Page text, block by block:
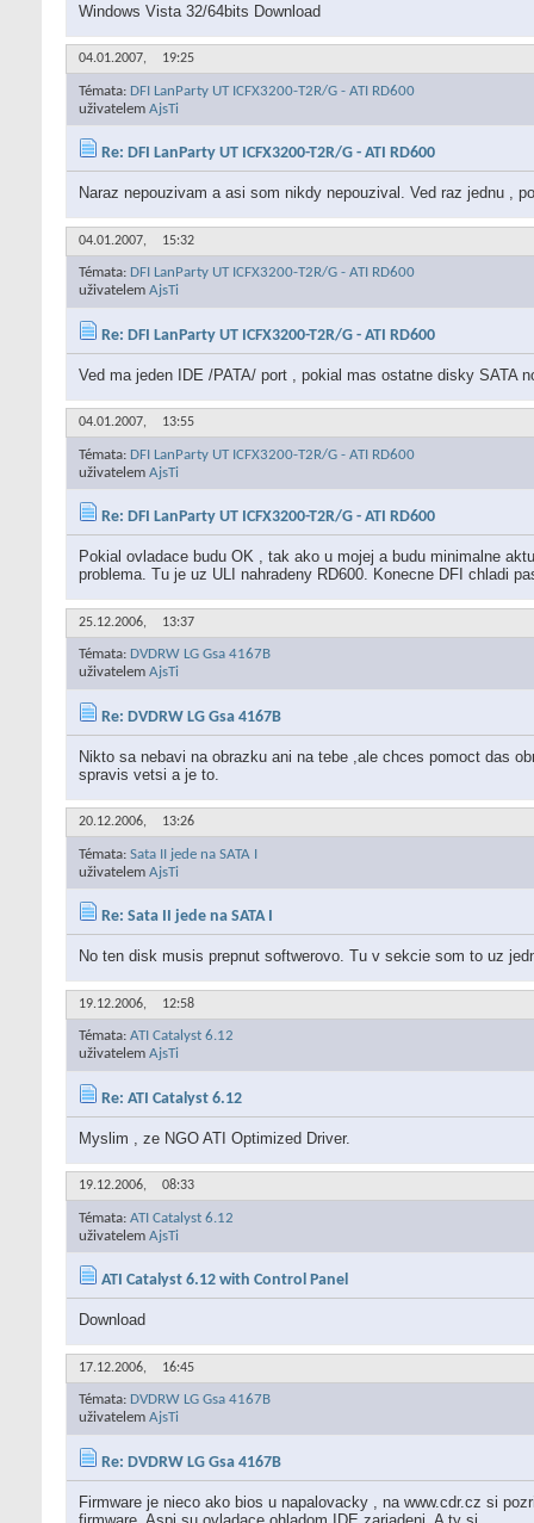
Windows Vista 32/64bits Download
04.01.2007, 19:25
Témata: DFI LanParty UT ICFX3200-T2R/G - ATI RD600
uživatelem AjsTi
Re: DFI LanParty UT ICFX3200-T2R/G - ATI RD600
Naraz nepouzivam a asi som nikdy nepouzival. Ved raz jednu ,
04.01.2007, 15:32
Témata: DFI LanParty UT ICFX3200-T2R/G - ATI RD600
uživatelem AjsTi
Re: DFI LanParty UT ICFX3200-T2R/G - ATI RD600
Ved ma jeden IDE /PATA/ port , pokial mas ostatne disky SATA
04.01.2007, 13:55
Témata: DFI LanParty UT ICFX3200-T2R/G - ATI RD600
uživatelem AjsTi
Re: DFI LanParty UT ICFX3200-T2R/G - ATI RD600
Pokial ovladace budu OK , tak ako u mojej a budu minimalne
problema. Tu je uz ULI nahradeny RD600. Konecne DFI chladi
25.12.2006, 13:37
Témata: DVDRW LG Gsa 4167B
uživatelem AjsTi
Re: DVDRW LG Gsa 4167B
Nikto sa nebavi na obrazku ani na tebe ,ale chces pomoct das
spravis vetsi a je to.
20.12.2006, 13:26
Témata: Sata II jede na SATA I
uživatelem AjsTi
Re: Sata II jede na SATA I
No ten disk musis prepnut softwerovo. Tu v sekcie som to uz
19.12.2006, 12:58
Témata: ATI Catalyst 6.12
uživatelem AjsTi
Re: ATI Catalyst 6.12
Myslim , ze NGO ATI Optimized Driver.
19.12.2006, 08:33
Témata: ATI Catalyst 6.12
uživatelem AjsTi
ATI Catalyst 6.12 with Control Panel
Download
17.12.2006, 16:45
Témata: DVDRW LG Gsa 4167B
uživatelem AjsTi
Re: DVDRW LG Gsa 4167B
Firmware je nieco ako bios u napalovacky , na www.cdr.cz si
firmware. Aspi su ovladace ohladom IDE zariadeni. A ty si...